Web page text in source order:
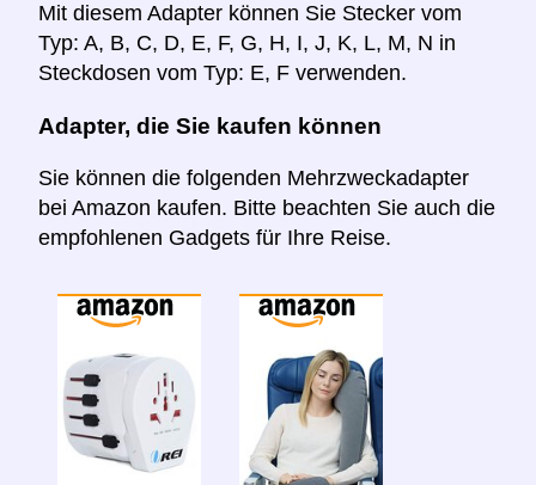
Mit diesem Adapter können Sie Stecker vom
Typ: A, B, C, D, E, F, G, H, I, J, K, L, M, N in
Steckdosen vom Typ: E, F verwenden.
Adapter, die Sie kaufen können
Sie können die folgenden Mehrzweckadapter
bei Amazon kaufen. Bitte beachten Sie auch die
empfohlenen Gadgets für Ihre Reise.